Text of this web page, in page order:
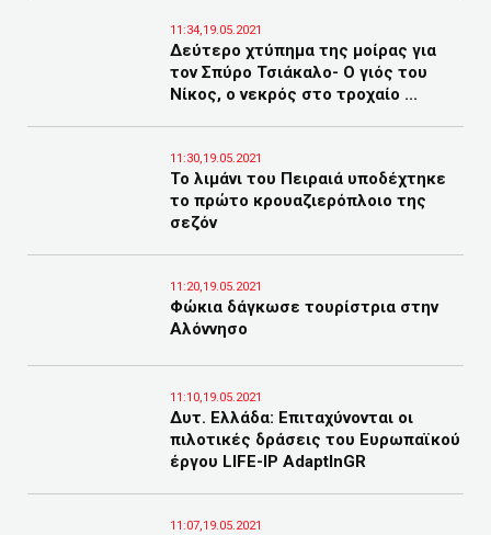
11:34,19.05.2021
Δεύτερο χτύπημα της μοίρας για
τον Σπύρο Τσιάκαλο- Ο γιός του
Νίκος, ο νεκρός στο τροχαίο ...
11:30,19.05.2021
Το λιμάνι του Πειραιά υποδέχτηκε
το πρώτο κρουαζιερόπλοιο της
σεζόν
11:20,19.05.2021
Φώκια δάγκωσε τουρίστρια στην
Αλόννησο
11:10,19.05.2021
Δυτ. Ελλάδα: Επιταχύνονται οι
πιλοτικές δράσεις του Ευρωπαϊκού
έργου LIFE-IP AdaptInGR
11:07,19.05.2021